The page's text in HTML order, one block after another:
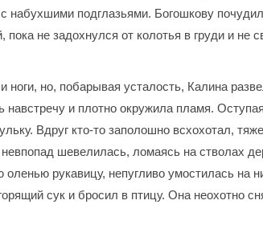
подглазьями. Богошкову
не задохнулся от колотья в груди и не
но, побарывая усталость, Калина
и плотно окружила пламя.
Вдруг кто-то заполошно всхохотал,
шевелилась, ломаясь на стволах
рукавицу, непугливо умостилась на
сук и бросил в птицу. Она неохотно